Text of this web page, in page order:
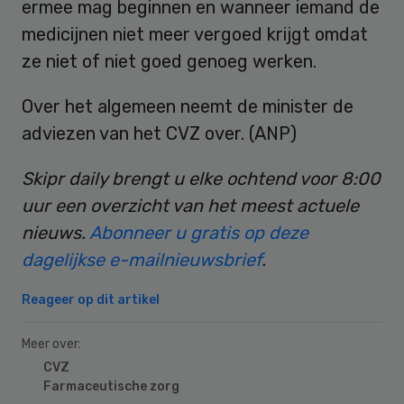
ermee mag beginnen en wanneer iemand de
medicijnen niet meer vergoed krijgt omdat
ze niet of niet goed genoeg werken.
Over het algemeen neemt de minister de
adviezen van het CVZ over. (ANP)
Skipr daily brengt u elke ochtend voor 8:00
uur een overzicht van het meest actuele
nieuws. Abonneer u gratis op deze
dagelijkse e-mailnieuwsbrief.
Reageer op dit artikel
Meer over:
CVZ
Farmaceutische zorg